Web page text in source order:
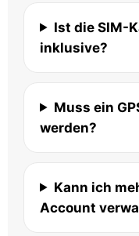
Ist die SIM-
inklusive?
Muss ein
werden?
Kann ich
Account